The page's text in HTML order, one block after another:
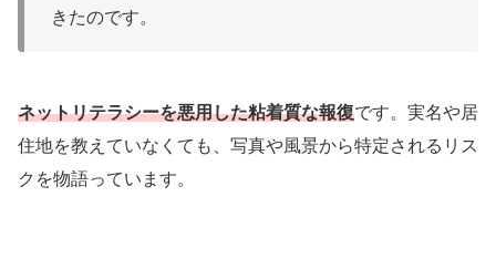
きたのです。
ネットリテラシーを悪用した粘着質な報復です。実名や居
住地を教えていなくても、写真や風景から特定されるリス
クを物語っています。